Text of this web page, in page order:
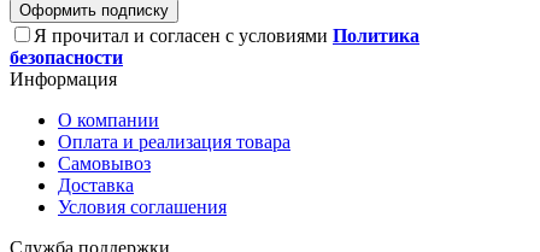
Оформить подписку
Я прочитал и согласен с условиями Политика
безопасности
Информация
О компании
Оплата и реализация товара
Самовывоз
Доставка
Условия соглашения